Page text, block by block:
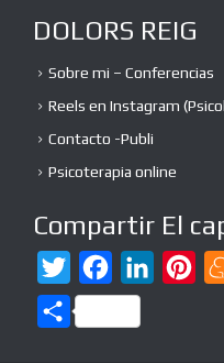
DOLORS REIG
Sobre mi – Conferencias
Reels en Instagram
Contacto -Publi
Psicoterapia online
Compartir El
w
a
c
C